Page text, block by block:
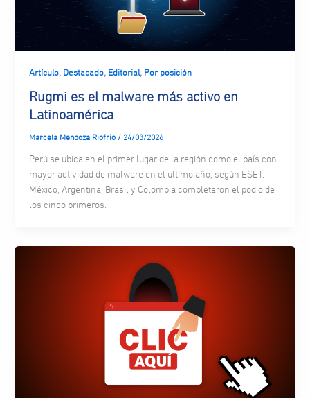
Artículo, Destacado, Editorial, Por posición
Rugmi es el malware más activo en
Latinoamérica
Marcela Mendoza Riofrío / 24/03/2026
Perú se ubica en el primer lugar de la región como el país con
mayor actividad de malware en el ultimo año, según ESET.
México, Argentina, Brasil y Colombia completaron el podio de
los cinco primeros.